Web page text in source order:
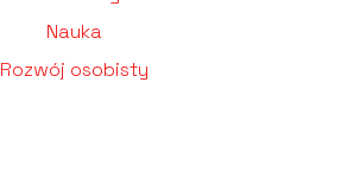
Nauka
Rozwój osobisty